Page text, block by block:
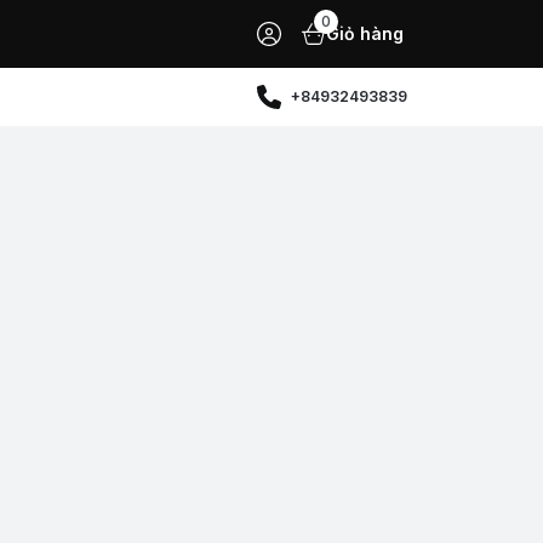
0
Giỏ hàng
+84932493839